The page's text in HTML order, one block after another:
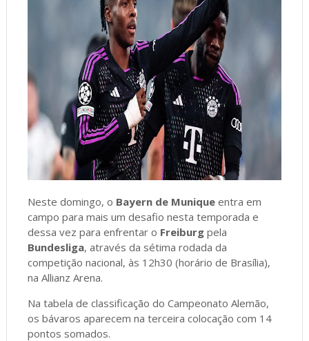
Neste domingo, o Bayern de Muniqueentra em
campo para mais um desafio nesta temporada e
dessa vez para enfrentar o Freiburg pela
Bundesliga, através da sétima rodada da
competição nacional, às 12h30 (horário de Brasília),
na Allianz Arena.
Na tabela de classificação do Campeonato Alemão,
os bávaros aparecem na terceira colocação com 14
pontos somados.